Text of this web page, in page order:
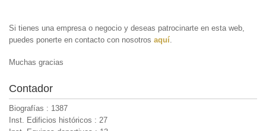
Si tienes una empresa o negocio y deseas patrocinarte en esta web,
puedes ponerte en contacto con nosotros aquí
Muchas gracias
Contador
Biografías : 1387
Inst. Edificios históricos : 27